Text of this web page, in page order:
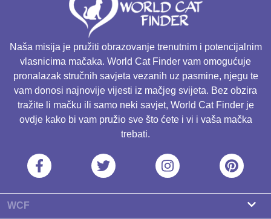
Naša misija je pružiti obrazovanje trenutnim i potencijalnim
vlasnicima mačaka. World Cat Finder vam omogućuje
pronalazak stručnih savjeta vezanih uz pasmine, njegu te
vam donosi najnovije vijesti iz mačjeg svijeta. Bez obzira
tražite li mačku ili samo neki savjet, World Cat Finder je
ovdje kako bi vam pružio sve što ćete i vi i vaša mačka
trebati.
WCF